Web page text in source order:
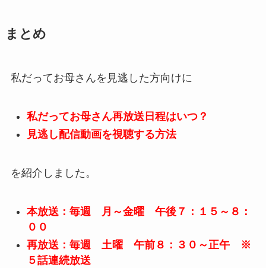
まとめ
私だってお母さんを見逃した方向けに
私だってお母さん再放送日程はいつ？
見逃し配信動画を視聴する方法
を紹介しました。
本放送：毎週 月～金曜 午後７：１５～８：
００
再放送：毎週 土曜 午前８：３０～正午 ※
５話連続放送